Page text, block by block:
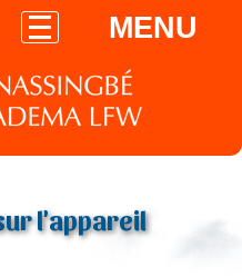
MENU
l'appareil